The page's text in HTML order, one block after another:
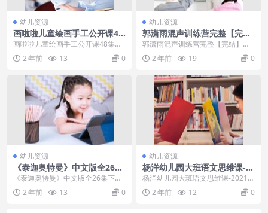
幼儿资源
画啦啦儿童绘画手工公开课48
集
画啦啦儿童绘画手工公开课48集画
啦啦少儿美术，是针对5-12岁的儿
童成长特性设计...
2 年前 13 0
幼儿资源
郭潇雨混声训练营完整【完
结】
郭潇雨混声训练营完整【完结】目
录：1.唱歌的核心原则&amp;迅速
开嗓练...
2 年前 19 0
幼儿资源
《泰迦奥特曼》中文版全26集
下载
《泰迦奥特曼》中文版全26集下载
内容简介：令和时代第一位奥特
曼，泰罗之子，泰迦登...
2 年前 13 0
幼儿资源
杨洋幼儿园大班语文思维课-2
021年春季
杨洋幼儿园大班语文思维课-2021年
春季 课程目录(资源合计4.65GB)杨
洋 ...2 年前 12 0